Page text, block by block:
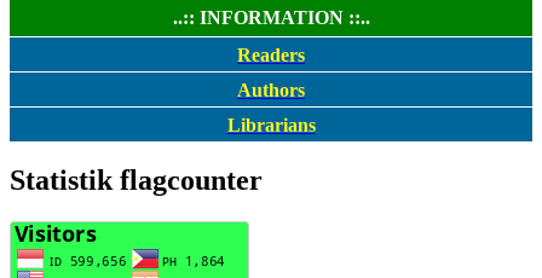
..:: INFORMATION ::..
Readers
Authors
Librarians
Statistik flagcounter